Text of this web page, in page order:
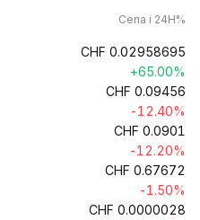
Cena i 24H%
CHF 0.02958695
+65.00%
CHF 0.09456
-12.40%
CHF 0.0901
-12.20%
CHF 0.67672
-1.50%
CHF 0.0000028